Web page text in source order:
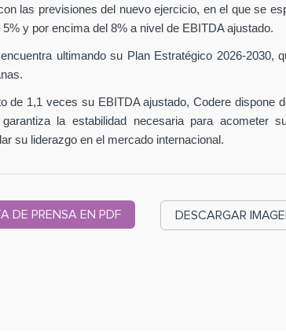
las previsiones del nuevo ejercicio, en el que se
y por encima del 8% a nivel de EBITDA ajustado.
ultimando su Plan Estratégico 2026-2030,
de 1,1 veces su EBITDA ajustado, Codere dispone
la estabilidad necesaria para acometer
su liderazgo en el mercado internacional.
DE PRENSA EN PDF DESCARGAR